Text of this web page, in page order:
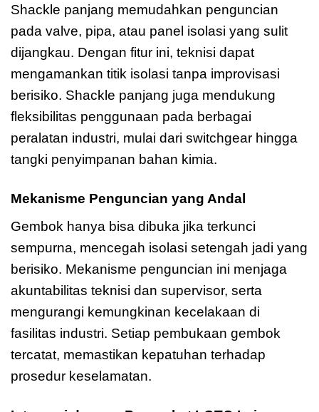
Shackle panjang memudahkan penguncian
pada valve, pipa, atau panel isolasi yang sulit
dijangkau. Dengan fitur ini, teknisi dapat
mengamankan titik isolasi tanpa improvisasi
berisiko. Shackle panjang juga mendukung
fleksibilitas penggunaan pada berbagai
peralatan industri, mulai dari switchgear hingga
tangki penyimpanan bahan kimia.
Mekanisme Penguncian yang Andal
Gembok hanya bisa dibuka jika terkunci
sempurna, mencegah isolasi setengah jadi yang
berisiko. Mekanisme penguncian ini menjaga
akuntabilitas teknisi dan supervisor, serta
mengurangi kemungkinan kecelakaan di
fasilitas industri. Setiap pembukaan gembok
tercatat, memastikan kepatuhan terhadap
prosedur keselamatan.